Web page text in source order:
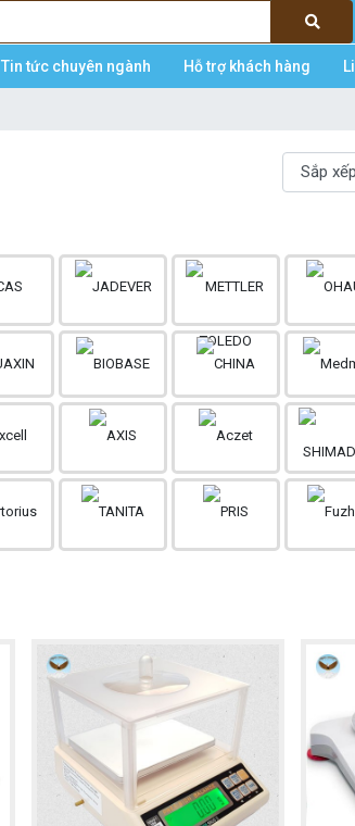
Tin tức chuyên ngành Hỗ trợ khách hàng